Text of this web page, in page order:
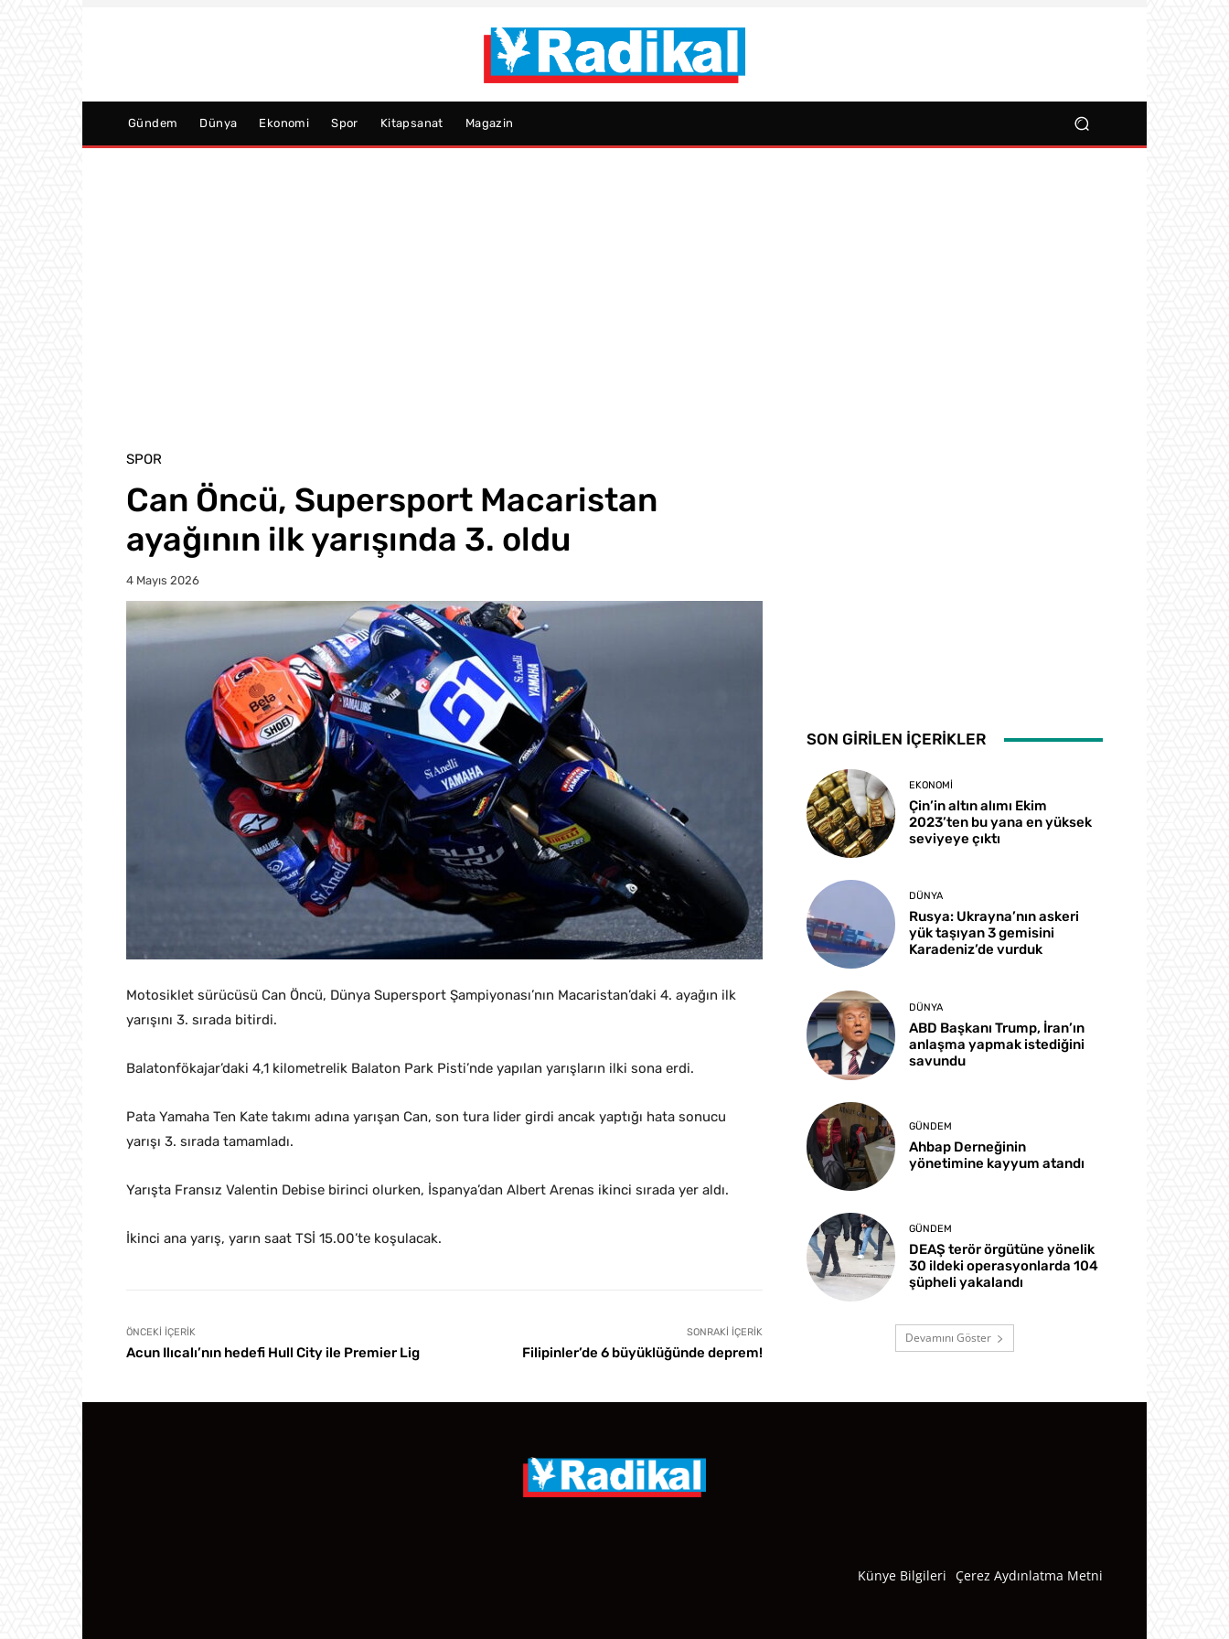
Gündem Dünya Ekonomi Spor Kitapsanat Magazin
SPOR
Can Öncü, Supersport Macaristan
ayağının ilk yarışında 3. oldu
4 Mayıs 2026
Motosiklet sürücüsü Can Öncü, Dünya Supersport Şampiyonası’nın Macaristan’daki 4. ayağın ilk
yarışını 3. sırada bitirdi.
Balatonfökajar’daki 4,1 kilometrelik Balaton Park Pisti’nde yapılan yarışların ilki sona erdi.
Pata Yamaha Ten Kate takımı adına yarışan Can, son tura lider girdi ancak yaptığı hata sonucu
yarışı 3. sırada tamamladı.
Yarışta Fransız Valentin Debise birinci olurken, İspanya’dan Albert Arenas ikinci sırada yer aldı.
İkinci ana yarış, yarın saat TSİ 15.00’te koşulacak.
ÖNCEKI İÇERIK
Acun Ilıcalı’nın hedefi Hull City ile Premier Lig
SONRAKI İÇERIK
Filipinler’de 6 büyüklüğünde deprem!
SON GİRİLEN İÇERİKLER
EKONOMI
Çin’in altın alımı Ekim
2023’ten bu yana en yüksek
seviyeye çıktı
DÜNYA
Rusya: Ukrayna’nın askeri
yük taşıyan 3 gemisini
Karadeniz’de vurduk
DÜNYA
ABD Başkanı Trump, İran’ın
anlaşma yapmak istediğini
savundu
GÜNDEM
Ahbap Derneğinin
yönetimine kayyum atandı
GÜNDEM
DEAŞ terör örgütüne yönelik
30 ildeki operasyonlarda 104
şüpheli yakalandı
Devamını Göster
Künye Bilgileri Çerez Aydınlatma Metni